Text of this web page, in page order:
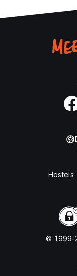
Hostels
© 1999-